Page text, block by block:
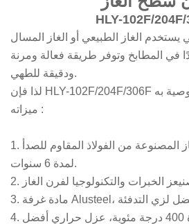
HLY-102F/
الغاز الطبيعي أو الغاز المسال
في المطابخ وتوفر طريقة فعالة ومرنة
ودقيقة للطهي.
:
1. ضمان أنابيب حرق الغاز المصنوعة من الفولاذ المقاوم للصدأ
لمدة 6 سنوات.